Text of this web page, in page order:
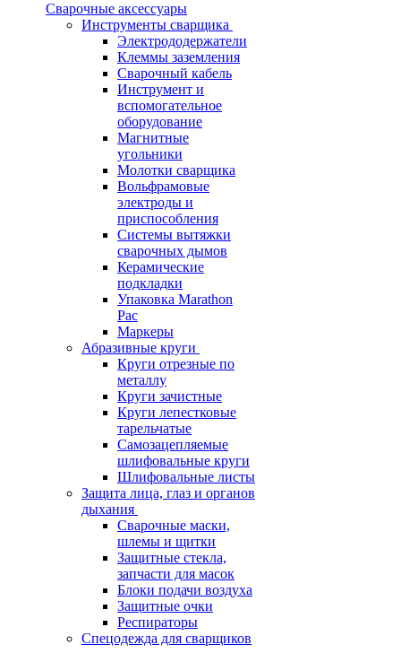
Сварочные аксессуары
Инструменты сварщика
Электрододержатели
Клеммы заземления
Сварочный кабель
Инструмент и
вспомогательное
оборудование
Магнитные
угольники
Молотки сварщика
Вольфрамовые
электроды и
приспособления
Системы вытяжки
сварочных дымов
Керамические
подкладки
Упаковка Marathon
Pac
Маркеры
Абразивные круги
Круги отрезные по
металлу
Круги зачистные
Круги лепестковые
тарельчатые
Самозацепляемые
шлифовальные круги
Шлифовальные листы
Защита лица, глаз и органов
дыхания
Сварочные маски,
шлемы и щитки
Защитные стекла,
запчасти для масок
Блоки подачи воздуха
Защитные очки
Респираторы
Спецодежда для сварщиков